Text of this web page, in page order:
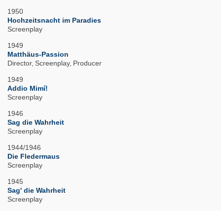
1950
Hochzeitsnacht im Paradies
Screenplay
1949
Matthäus-Passion
Director Screenplay Producer
1949
Addio Mimí!
Screenplay
1946
Sag die Wahrheit
Screenplay
1944/1946
Die Fledermaus
Screenplay
1945
Sag' die Wahrheit
Screenplay